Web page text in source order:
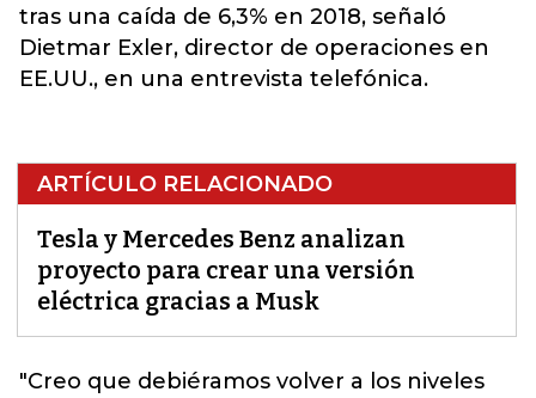
tras una caída de 6,3% en 2018, señaló
Dietmar Exler, director de operaciones en
EE.UU., en una entrevista telefónica.
ARTÍCULO RELACIONADO
Tesla y Mercedes Benz analizan
proyecto para crear una versión
eléctrica gracias a Musk
"Creo que debiéramos volver a los niveles